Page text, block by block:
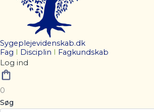
Sygeplejevidenskab.dk
Fag
Disciplin
Fagkundskab
Log ind
0
Søg